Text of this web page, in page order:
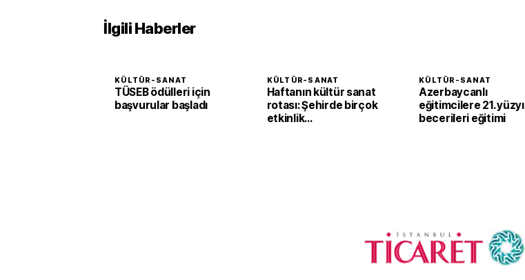
İlgili Haberler
KÜLTÜR-SANAT
TÜSEB ödülleri için
başvurular başladı
KÜLTÜR-SANAT
Haftanın kültür sanat
rotası: Şehirde birçok
etkinlik
KÜLTÜR-SANAT
Azerbaycanlı
eğitimcilere 21. yüzyıl
becerileri eğitimi